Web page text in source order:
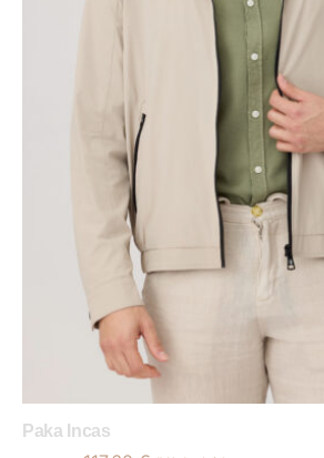
Paka Incas